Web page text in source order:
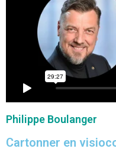
Philippe Boulanger
Cartonner en